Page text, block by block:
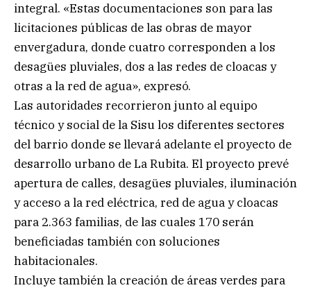
integral. «Estas documentaciones son para las
licitaciones públicas de las obras de mayor
envergadura, donde cuatro corresponden a los
desagües pluviales, dos a las redes de cloacas y
otras a la red de agua», expresó.
Las autoridades recorrieron junto al equipo
técnico y social de la Sisu los diferentes sectores
del barrio donde se llevará adelante el proyecto de
desarrollo urbano de La Rubita. El proyecto prevé
apertura de calles, desagües pluviales, iluminación
y acceso a la red eléctrica, red de agua y cloacas
para 2.363 familias, de las cuales 170 serán
beneficiadas también con soluciones
habitacionales.
Incluye también la creación de áreas verdes para